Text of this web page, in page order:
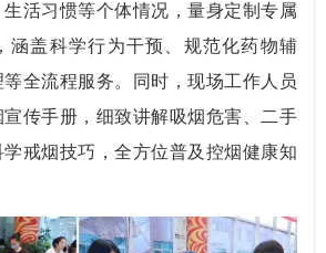
活习惯等个体情况，量身定制专属
涵盖科学行为干预、规范化药物辅
全流程服务。同时，现场工作人员
传手册，细致讲解吸烟危害、二手
戒烟技巧，全方位普及控烟健康知